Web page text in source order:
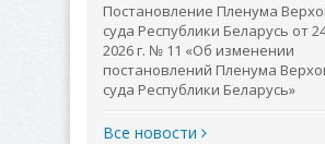
Постановление Пленума
суда Республики Беларусь от
2026 г. № 11 «Об изменении
постановлений Пленума
суда Республики Беларусь»
Все новости